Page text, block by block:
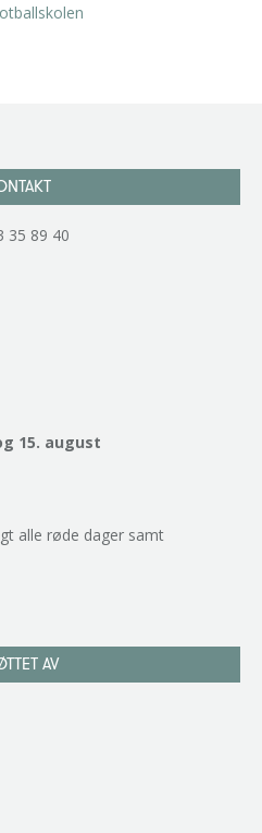
35 89 40
15. august
alle røde dager samt
AV